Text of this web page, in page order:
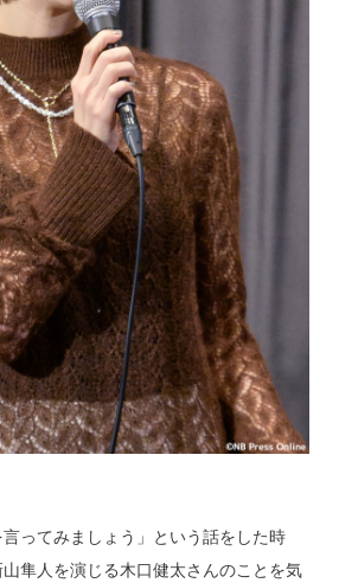
ってみましょう」という話をした時
隼人を演じる木口健太さんのことを気